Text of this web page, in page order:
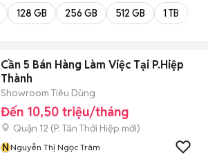
128 GB 256 GB 512 GB 1 TB
Cần 5 Bán Hàng Làm Việc Tại P.Hiệp
Thành
Showroom Tiêu Dùng
Đến 10,50 triệu/tháng
Quận 12 (P. Tân Thới Hiệp mới)
NNguyễn Thị Ngọc Trâm